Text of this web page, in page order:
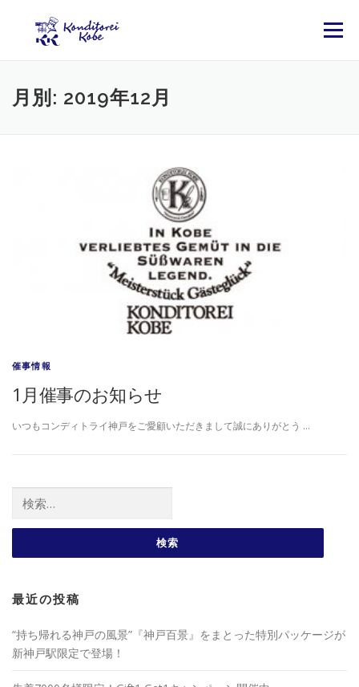
メニュー
月別: 2019年12月
催事情報
1月催事のお知らせ
いつもコンディトライ神戸をご愛顧いただきまして誠にありがとう …
最近の投稿
“持ち帰れる神戸の風景”『神戸百景』をまとった特別パッケージが
新神戸駅限定で登場！